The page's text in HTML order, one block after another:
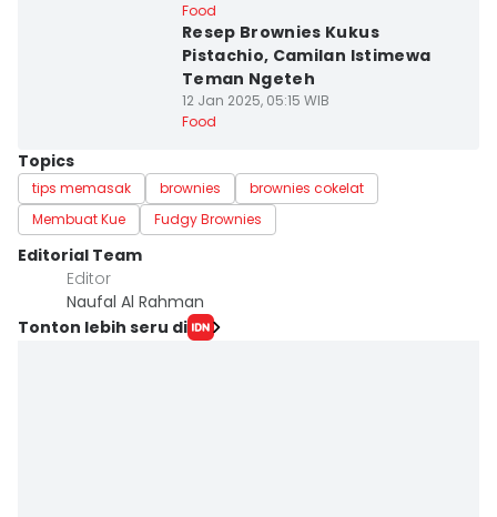
Food
Resep Brownies Kukus
Pistachio, Camilan Istimewa
Teman Ngeteh
12 Jan 2025, 05:15 WIB
Food
Topics
tips memasak brownies
brownies cokelat
Membuat Kue
Fudgy Brownies
Editorial Team
Editor
Naufal Al Rahman
Tonton lebih seru di